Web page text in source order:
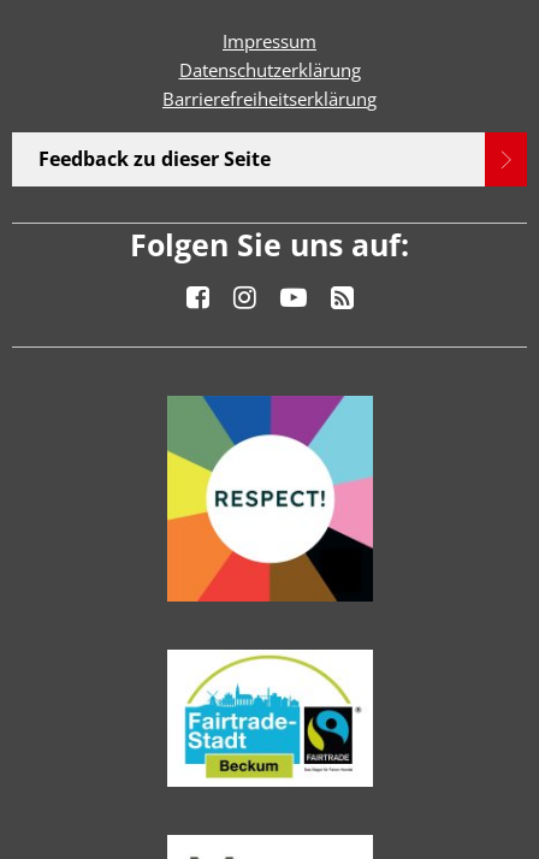
Impressum
Datenschutzerklärung
Barrierefreiheitserklärung
Feedback zu dieser Seite
Folgen Sie uns auf: